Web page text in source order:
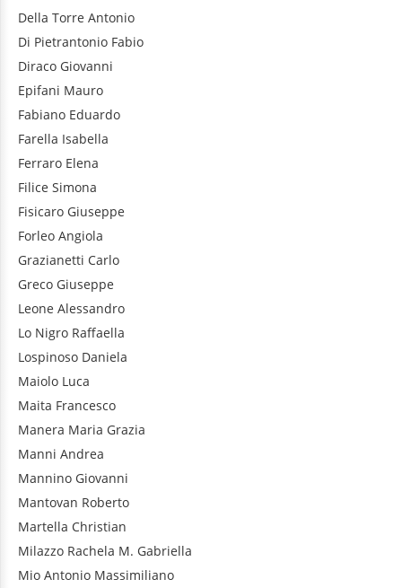
Della Torre Antonio
Di Pietrantonio Fabio
Diraco Giovanni
Epifani Mauro
Fabiano Eduardo
Farella Isabella
Ferraro Elena
Filice Simona
Fisicaro Giuseppe
Forleo Angiola
Grazianetti Carlo
Greco Giuseppe
Leone Alessandro
Lo Nigro Raffaella
Lospinoso Daniela
Maiolo Luca
Maita Francesco
Manera Maria Grazia
Manni Andrea
Mannino Giovanni
Mantovan Roberto
Martella Christian
Milazzo Rachela M. Gabriella
Mio Antonio Massimiliano